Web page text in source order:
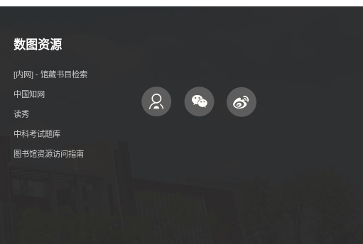
数图资源
[内网] - 馆藏书目检索
中国知网
读秀
中科考试题库
图书馆资源访问指南